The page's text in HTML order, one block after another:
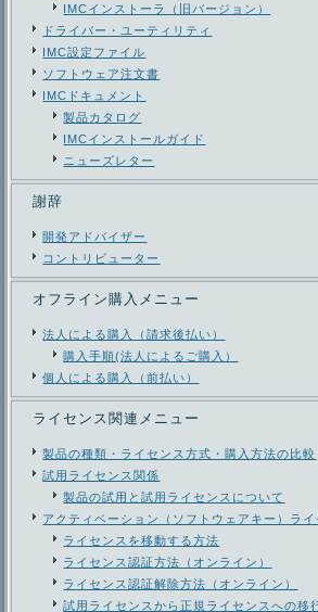
IMCインストーラ（旧バージョン）
ドライバー・ユーティリティ
IMC設定ファイル
ソフトウェア注文書
IMCドキュメント
製品カタログ
IMCインストールガイド
ニューズレター
謝辞
開発アドバイザー
コントリビューター
オフライン購入メニュー
法人による購入（請求後払い）
購入手順(法人によるご購入）
個人による購入（前払い）
ライセンス関連メニュー
製品の種類・ライセンス方式・購入方法の比較
試用ライセンス関係
製品の試用と試用ライセンスについて
アクティベーション（ソフトウェアキー）ライ
ライセンスを移動する方法
ライセンス認証方法（オンライン）
ライセンス認証解除方法（オンライン）
試用ライセンスから正規ライセンスへの移